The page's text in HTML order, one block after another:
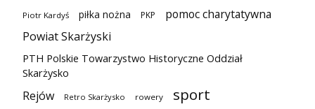
Piotr Kardyś piłka nożna PKP
pomoc charytatywna
Powiat Skarżyski
PTH Polskie Towarzystwo Historyczne Oddział
Skarżysko
Rejów Retro Skarżysko rowery sport